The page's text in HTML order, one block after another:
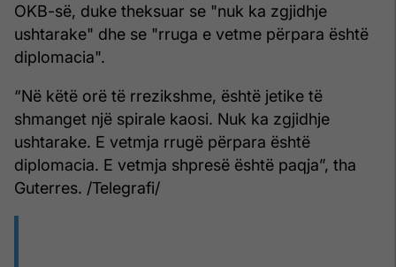
OKB-së, duke theksuar se "nuk ka zgjidhje
ushtarake" dhe se "rruga e vetme përpara është
diplomacia".
“Në këtë orë të rrezikshme, është jetike të
shmanget një spirale kaosi. Nuk ka zgjidhje
ushtarake. E vetmja rrugë përpara është
diplomacia. E vetmja shpresë është paqja”, tha
Guterres. /Telegrafi/